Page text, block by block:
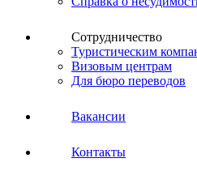
Сотрудничество
Туристическим
Визовым центрам
Для бюро переводов
Вакансии
Контакты